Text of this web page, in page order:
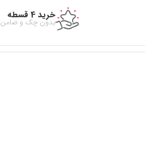
خرید 4 قسطه
بدون چک و ضامن